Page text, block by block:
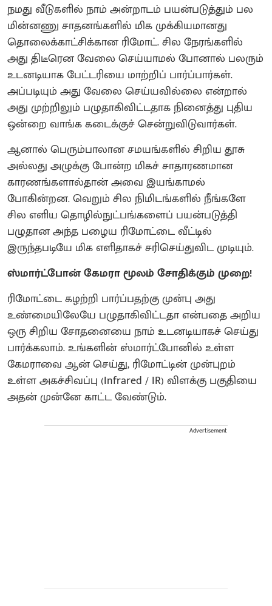
நமது வீடுகளில் நாம் அன்றாடம் பயன்படுத்தும் பல
மின்னணு சாதனங்களில் மிக முக்கியமானது
தொலைக்காட்சிக்கான ரிமோட். சில நேரங்களில்
அது திடீரென வேலை செய்யாமல் போனால் பலரும்
உடனடியாக பேட்டரியை மாற்றிப் பார்ப்பார்கள்.
அப்படியும் அது வேலை செய்யவில்லை என்றால்
அது முற்றிலும் பழுதாகிவிட்டதாக நினைத்து புதிய
ஒன்றை வாங்க கடைக்குச் சென்றுவிடுவார்கள்.
ஆனால் பெரும்பாலான சமயங்களில் சிறிய தூசு
அல்லது அழுக்கு போன்ற மிகச் சாதாரணமான
காரணங்களால்தான் அவை இயங்காமல்
போகின்றன. வெறும் சில நிமிடங்களில் நீங்களே
சில எளிய தொழில்நுட்பங்களைப் பயன்படுத்தி
பழுதான அந்த பழைய ரிமோட்டை வீட்டில்
இருந்தபடியே மிக எளிதாகச் சரிசெய்துவிட முடியும்.
ஸ்மார்ட்போன் கேமரா மூலம் சோதிக்கும் முறை!
ரிமோட்டை கழற்றி பார்ப்பதற்கு முன்பு அது
உண்மையிலேயே பழுதாகிவிட்டதா என்பதை அறிய
ஒரு சிறிய சோதனையை நாம் உடனடியாகச் செய்து
பார்க்கலாம். உங்களின் ஸ்மார்ட்போனில் உள்ள
கேமராவை ஆன் செய்து, ரிமோட்டின் முன்புறம்
உள்ள அகச்சிவப்பு (Infrared / IR) விளக்கு பகுதியை
அதன் முன்னே காட்ட வேண்டும்.
Advertisement